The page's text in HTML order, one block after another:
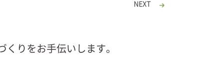
NEXT
りをお手伝いします。